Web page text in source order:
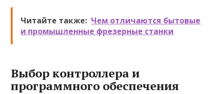
Читайте также: Чем отличаются бытовые
и промышленные фрезерные станки
Выбор контроллера и
программного обеспечения